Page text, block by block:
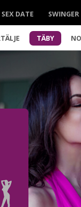
SEX DATE
TÄBY